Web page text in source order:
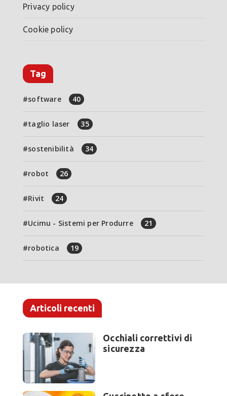
Privacy policy
Cookie policy
Tag
software 40
taglio laser 35
sostenibilità 34
robot 26
Rivit 24
Ucimu - Sistemi per Produrre 21
robotica 19
Articoli recenti
Occhiali correttivi di
sicurezza